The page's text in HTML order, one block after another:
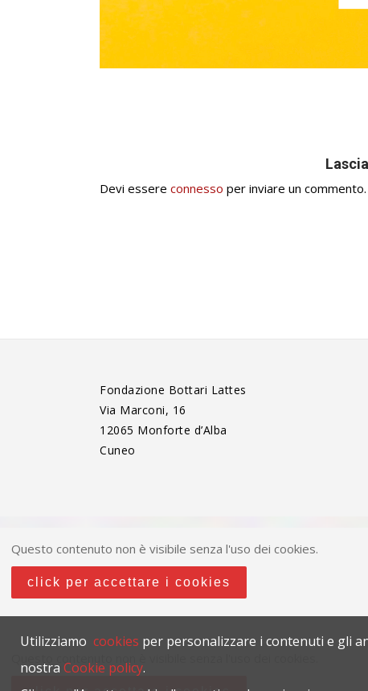
Devi essere connesso per inviare un commento.
Fondazione Bottari Lattes
Via Marconi, 16
12065 Monforte d’Alba
Cuneo
Questo contenuto non è visibile senza l'uso dei cookies.
click per accettare i cookies
Utilizziamo cookies per personalizzare i contenuti e gli
nostra Cookie policy.